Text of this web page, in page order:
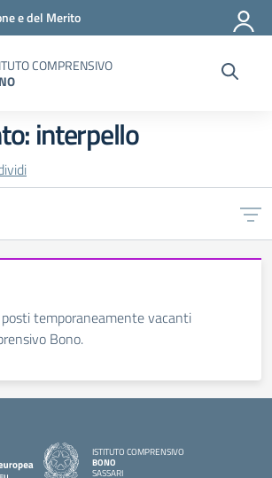
e del Merito
COMPRENSIVO
interpello
temporaneamente vacanti
Bono.
ISTITUTO COMPRENSIVO
BONO
SASSARI